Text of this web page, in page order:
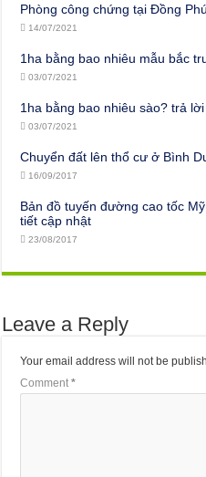
Phòng công chứng tại Đồng
14/07/2021
1ha bằng bao nhiêu mẫu bắc
03/07/2021
1ha bằng bao nhiêu sào? trả
03/07/2021
Chuyển đất lên thổ cư ở Bình
16/09/2017
Bản đồ tuyến đường cao tốc
tiết cập nhật
23/08/2017
Leave a Reply
Your email address will not be
Comment*